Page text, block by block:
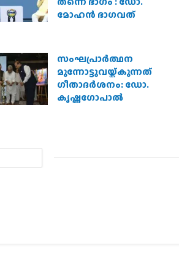
മോഹന്‍ ഭാഗവത്
സംഘപ്രാര്‍ത്ഥന
മുന്നോട്ടുവയ്ക്കുന്നത്
ഗീതാദര്‍ശനം: ഡോ.
കൃഷ്ണഗോപാല്‍